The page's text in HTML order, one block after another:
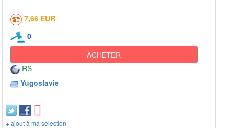
7,66 EUR
0
ACHETER
RS
Yugoslavie
+ ajout à ma sélection